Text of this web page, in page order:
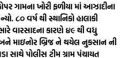
ગામના ખોરી ફળીયા માં આઝાદીના
૮૦‌ વર્ષ થી સ્થાનિકો હાલાકી
વારસાદના કારણે ૪૯ થી વધુ
માઇનોર બ્રિજ ને થયેલ નુકસાન ની
સાથે પોલીસ ટીમ ગ્રામ પંચાયત